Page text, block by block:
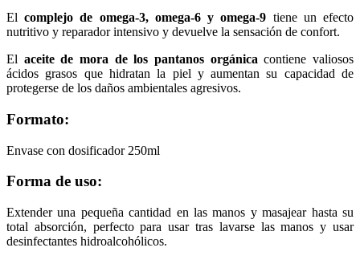
Elcomplejo de omega-3, omega-6 y omega-9 tiene un efecto
nutritivo y reparador intensivo y devuelve la sensación de confort.
El aceite de mora de los pantanos orgánica contiene valiosos
ácidos grasos que hidratan la piel y aumentan su capacidad de
protegerse de los daños ambientales agresivos.
Formato:
Envase con dosificador 250ml
Forma de uso:
Extender una pequeña cantidad en las manos y masajear hasta su
total absorción, perfecto para usar tras lavarse las manos y usar
desinfectantes hidroalcohólicos.